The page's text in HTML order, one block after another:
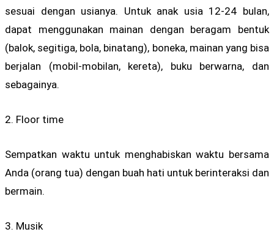
sesuai dengan usianya. Untuk anak usia 12-24 bulan,
dapat menggunakan mainan dengan beragam bentuk
(balok, segitiga, bola, binatang), boneka, mainan yang bisa
berjalan (mobil-mobilan, kereta), buku berwarna, dan
sebagainya.
2. Floor time
Sempatkan waktu untuk menghabiskan waktu bersama
Anda (orang tua) dengan buah hati untuk berinteraksi dan
bermain.
3. Musik